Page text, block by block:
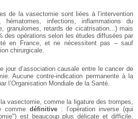
de la vasectomie sont liées à l’intervention
hématomes, infections, inflammations du
granulomes, retards de cicatrisation...) mais
des opérations selon les études diffusées par
en France, et ne nécessitent pas – sauf
chirurgicale.
jour d’association causale entre le cancer de
Aucune contre-indication permanente à la
l’Organisation Mondiale de la Santé.
vasectomie, comme la ligature des trompes,
comme définitive: l’opération inverse (qui
est beaucoup plus délicate et difficile,